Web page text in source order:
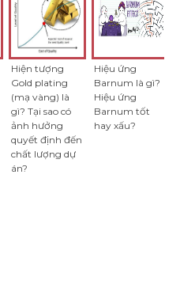
Hiện tượng
Gold plating
(mạ vàng) là
gì? Tại sao có
ảnh hưởng
quyết định đến
chất lượng dự
án?
Hiệu ứng
Barnum là gì?
Hiệu ứng
Barnum tốt
hay xấu?